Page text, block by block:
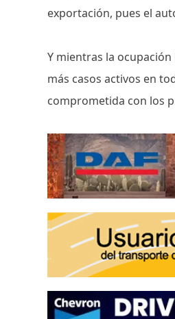
exportación, pues el
Y mientras la
más casos activos en
comprometida con los